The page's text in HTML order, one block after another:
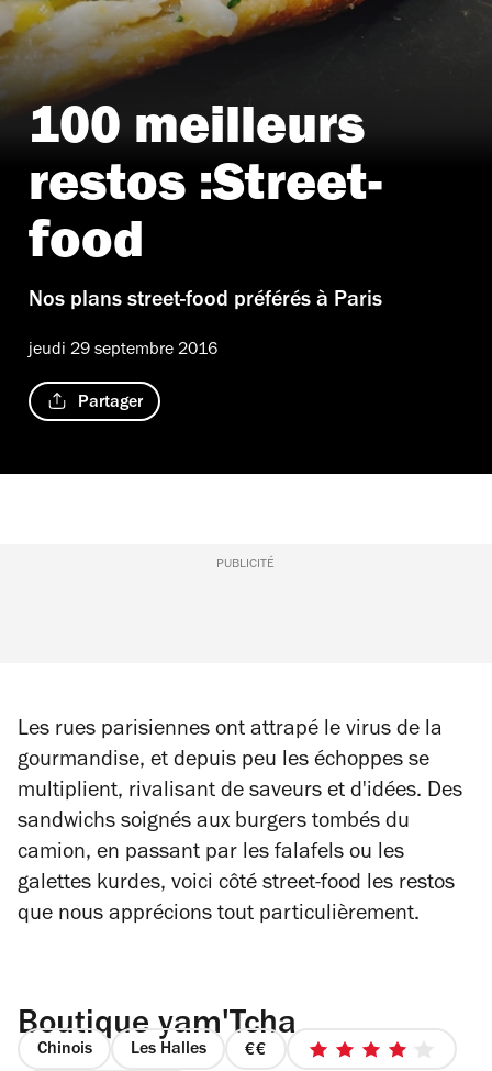
100 meilleurs
restos :Street-
food
Nos plans street-food préférés à Paris
jeudi 29 septembre 2016
Partager
PUBLICITÉ
Les rues parisiennes ont attrapé le virus de la
gourmandise, et depuis peu les échoppes se
multiplient, rivalisant de saveurs et d'idées. Des
sandwichs soignés aux burgers tombés du
camion, en passant par les falafels ou les
galettes kurdes, voici côté street-food les restos
que nous apprécions tout particulièrement.
Boutique yam'Tcha
Chinois Les Halles
prix
4